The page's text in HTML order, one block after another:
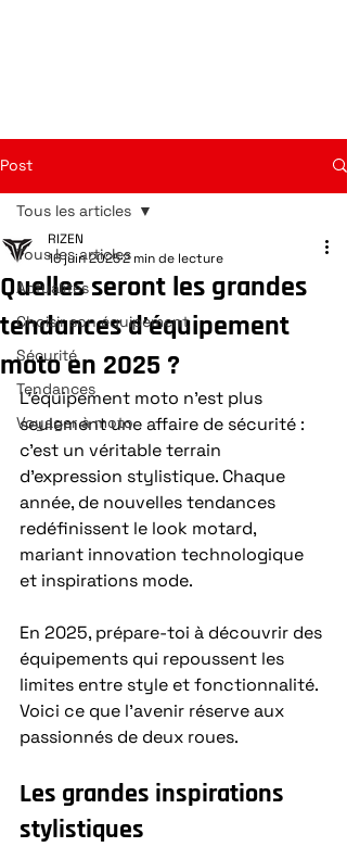
Post
Tous les articles
Actualités
Choisir son équipement
Sécurité
Tendances
Voyager à moto
Tous les articles
Quelles seront les grandes
tendances d’équipement
moto en 2025 ?
RIZEN
16 juin 20252 min de lecture
L’équipement moto n’est plus
seulement une affaire de sécurité :
c’est un véritable terrain
d’expression stylistique. Chaque
année, de nouvelles tendances
redéfinissent le look motard,
mariant innovation technologique
et inspirations mode.
En 2025, prépare-toi à découvrir des
équipements qui repoussent les
limites entre style et fonctionnalité.
Voici ce que l’avenir réserve aux
passionnés de deux roues.
Les grandes inspirations
stylistiques